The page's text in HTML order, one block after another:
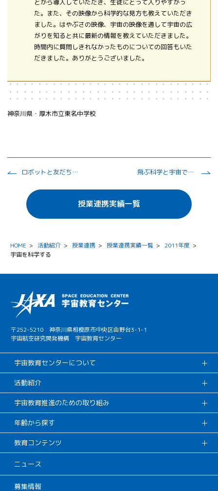
とから導入していただき、生徒にとって入りやすかっ
た。また、その映像から科学的な見方も教えていただき
ました。はやぶさの映像、宇宙の映像を通して宇宙の広
がりを知ると共に最新の情報を教えていただきました。
時間内に質問しきれなかったものについての回答もいた
だきました。ありがとうございました。
神奈川県・厚木市立東名中学校
ロボットと友だちになれるか？ 飛ぶ科学と宇宙での生活
授業連携実績一覧
HOME > 活動紹介 > 授業連携 > 授業連携実績一覧 > 2011年度 >
宇宙を科学する
〒252-5210 神奈川県相模原市中央区由野台3-1-1
宇宙航空研究開発機構 宇宙教育センター
宇宙教育センターについて
活動紹介
宇宙教育推進のための取り組み
年齢から探す
教育コンテンツ
ニュース
募集情報